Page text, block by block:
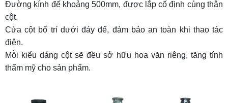
Đường kính đế khoảng 500mm, được lắp cố định cùng thân
cột.
Cửa cột bố trí dưới đáy đế, đảm bảo an toàn khi thao tác
điện.
Mỗi kiểu dáng cột sẽ đều sở hữu hoa văn riêng, tăng tính
thẩm mỹ cho sản phẩm.